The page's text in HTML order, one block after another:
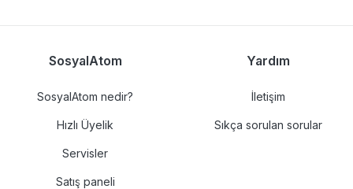
SosyalAtom
SosyalAtom nedir?
Hızlı Üyelik
Servisler
Satış paneli
Yardım
İletişim
Sıkça sorulan sorular